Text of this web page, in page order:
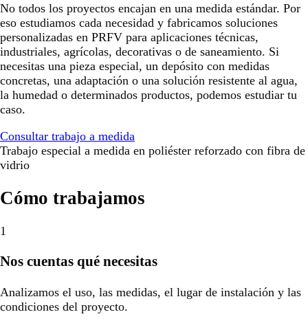
No todos los proyectos encajan en una medida estándar. Por
eso estudiamos cada necesidad y fabricamos soluciones
personalizadas en PRFV para aplicaciones técnicas,
industriales, agrícolas, decorativas o de saneamiento. Si
necesitas una pieza especial, un depósito con medidas
concretas, una adaptación o una solución resistente al agua,
la humedad o determinados productos, podemos estudiar tu
caso.
Consultar trabajo a medida
Trabajo especial a medida en poliéster reforzado con fibra de
vidrio
Cómo trabajamos
1
Nos cuentas qué necesitas
Analizamos el uso, las medidas, el lugar de instalación y las
condiciones del proyecto.